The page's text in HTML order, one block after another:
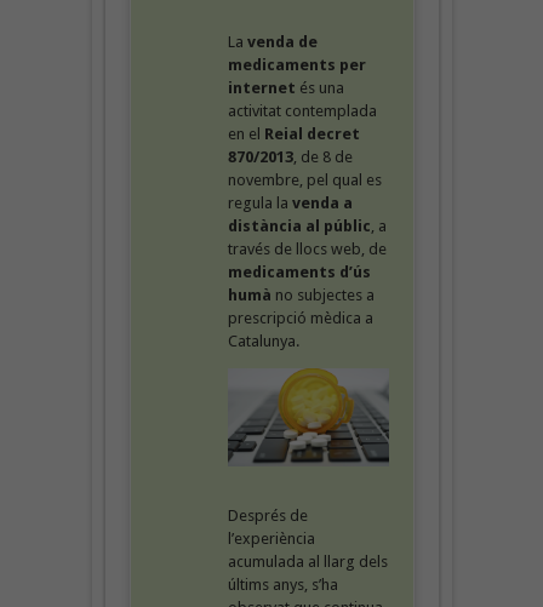
La venda de
medicaments per
internet és una
activitat contemplada
en el Reial decret
870/2013, de 8 de
novembre, pel qual es
regula la venda a
distància al públic, a
través de llocs web, de
medicaments d’ús
humà no subjectes a
prescripció mèdica a
Catalunya.
Després de
l’experiència
acumulada al llarg dels
últims anys, s’ha